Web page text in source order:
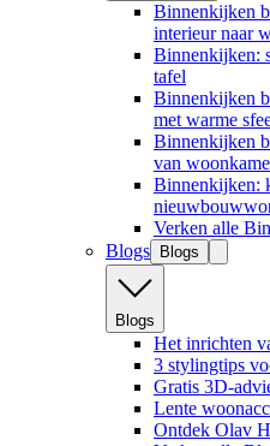
Binnenkijken
interieur naar
Binnenkijken:
tafel
Binnenkijken
met warme
Binnenkijken
van
Binnenkijken:
Verken alle
Blogs
Blogs
Blogs
Het inrichten
3 stylingtips
Gratis 3D-
Lente
Ontdek Olav